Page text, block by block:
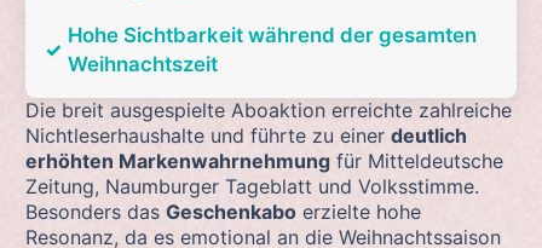
✓
Hohe Sichtbarkeit während der gesamten
Weihnachtszeit
Die breit ausgespielte Aboaktion erreichte zahlreiche
Nichtleserhaushalte und führte zu einer deutlich
erhöhten Markenwahrnehmungfür Mitteldeutsche
Zeitung, Naumburger Tageblatt und Volksstimme.
Besonders das Geschenkaboerzielte hohe
Resonanz, da es emotional an die Weihnachtssaison